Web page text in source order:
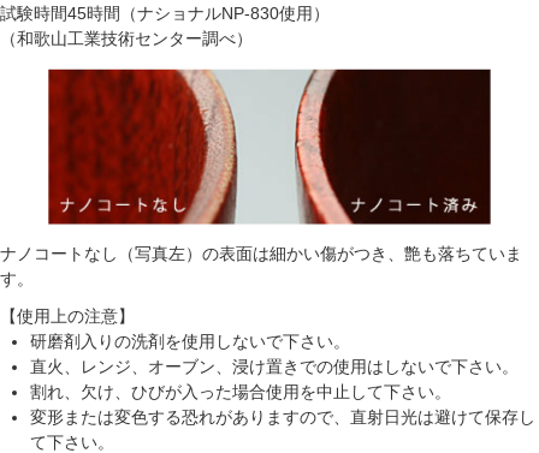
試験時間45時間（ナショナルNP-830使用）
（和歌山工業技術センター調べ）
ナノコートなし（写真左）の表面は細かい傷がつき、艶も落ちていま
す。
【使用上の注意】
研磨剤入りの洗剤を使用しないで下さい。
直火、レンジ、オーブン、浸け置きでの使用はしないで下さい。
割れ、欠け、ひびが入った場合使用を中止して下さい。
変形または変色する恐れがありますので、直射日光は避けて保存し
て下さい。